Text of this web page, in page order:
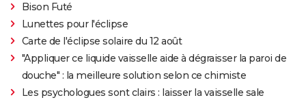
Bison Futé
Lunettes pour l'éclipse
Carte de l'éclipse solaire du 12 août
"Appliquer ce liquide vaisselle aide à dégraisser la paroi de
douche" : la meilleure solution selon ce chimiste
Les psychologues sont clairs : laisser la vaisselle sale